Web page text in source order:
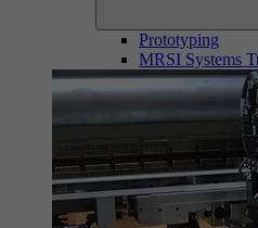
Prototyping
MRSI Systems